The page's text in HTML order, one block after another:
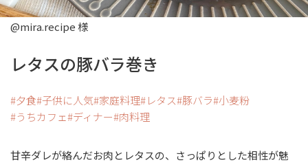
@mira.recipe 様
レタスの豚バラ巻き
夕食 子供に人気 家庭料理 レタス 豚バラ 小麦粉
うちカフェ ディナー 肉料理
甘辛ダレが絡んだお肉とレタスの、さっぱりとした相性が魅